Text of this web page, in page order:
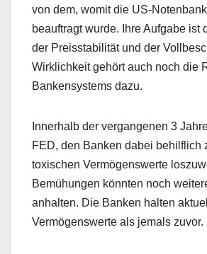
von dem, womit die US-
beauftragt wurde. Ihre Aufgabe ist
der Preisstabilität und der
Wirklichkeit gehört auch noch die
Bankensystems dazu.
Innerhalb der vergangenen 3
FED, den Banken dabei behilflich
toxischen Vermögenswerte
Bemühungen könnten noch
anhalten. Die Banken halten
Vermögenswerte als jemals zuvor.